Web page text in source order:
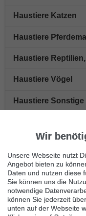
Haustiere Katzen
Haustiere
Haustiere
Haustiere Vögel
Haustiere Sonstige
Immer die neuesten
Kein Angebot verpassen,
Wir
Unsere Webseite nutzt
Angebot bieten zu
Daten und nutzen diese
Sie können uns die
notwendige
können Sie jederzeit über
unten auf der Webseite